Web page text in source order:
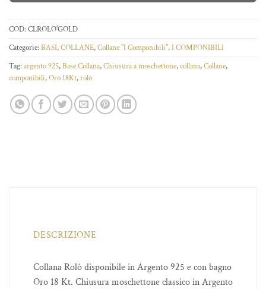
COD: CLROLO'GOLD
Categorie: BASI,COLLANE,Collane "I Componibili",I COMPONIBILI
Tag: argento 925,Base Collana,Chiusura a moschettone,collana,Collane,
componibili,Oro 18Kt,rolò
DESCRIZIONE
Collana Rolò disponibile in Argento 925 e con bagno
Oro 18 Kt. Chiusura moschettone classico in Argento